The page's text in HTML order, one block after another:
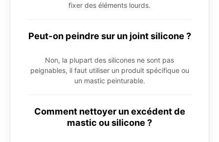
fixer des éléments lourds.
Peut-on peindre sur un joint silicone ?
Non, la plupart des silicones ne sont pas
peignables, il faut utiliser un produit spécifique ou
un mastic peinturable.
Comment nettoyer un excédent de
mastic ou silicone ?